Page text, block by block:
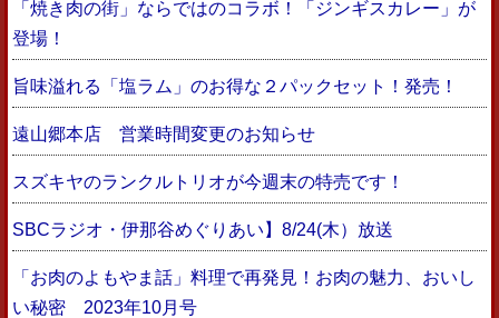
「焼き肉の街」ならではのコラボ！「ジンギスカレー」が
登場！
旨味溢れる「塩ラム」のお得な２パックセット！発売！
遠山郷本店 営業時間変更のお知らせ
スズキヤのランクルトリオが今週末の特売です！
SBCラジオ・伊那谷めぐりあい】8/24(木）放送
「お肉のよもやま話」料理で再発見！お肉の魅力、おいし
い秘密 2023年10月号